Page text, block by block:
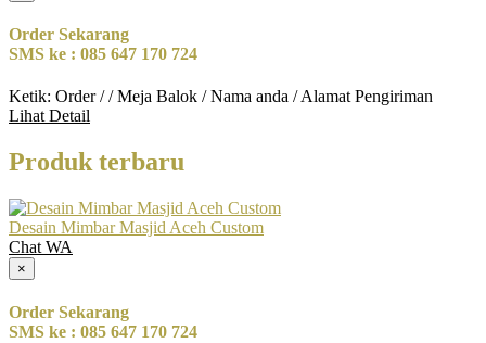
Order Sekarang
SMS ke : 085 647 170 724
Ketik: Order / / Meja Balok / Nama anda / Alamat Pengiriman
Lihat Detail
Produk terbaru
Desain Mimbar Masjid Aceh Custom
Chat WA
×
Order Sekarang
SMS ke : 085 647 170 724